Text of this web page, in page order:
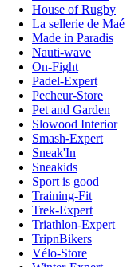
House of Rugby
La sellerie de Maé
Made in Paradis
Nauti-wave
On-Fight
Padel-Expert
Pecheur-Store
Pet and Garden
Slowood Interior
Smash-Expert
Sneak'In
Sneakids
Sport is good
Training-Fit
Trek-Expert
Triathlon-Expert
TripnBikers
Vélo-Store